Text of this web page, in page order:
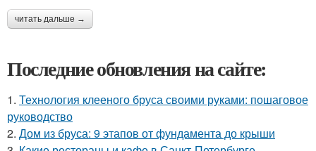
читать дальше →
Последние обновления на сайте:
1. Технология клееного бруса своими руками: пошаговое
руководство
2. Дом из бруса: 9 этапов от фундамента до крыши